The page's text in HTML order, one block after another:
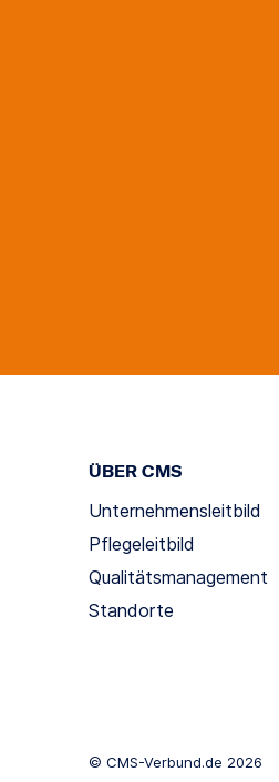
ÜBER CMS
Unternehmensleitbild
Pflegeleitbild
Qualitätsmanagement
Standorte
© CMS-Verbund.de 2026